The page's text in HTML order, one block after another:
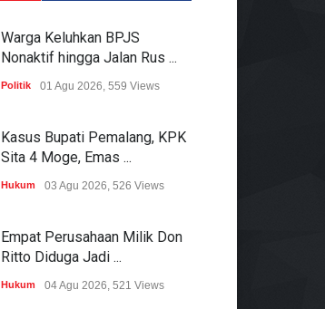
Warga Keluhkan BPJS
Nonaktif hingga Jalan Rus ...
Politik 01 Agu 2026, 559 Views
Kasus Bupati Pemalang, KPK
Sita 4 Moge, Emas ...
Hukum 03 Agu 2026, 526 Views
Empat Perusahaan Milik Don
Ritto Diduga Jadi ...
Hukum 04 Agu 2026, 521 Views